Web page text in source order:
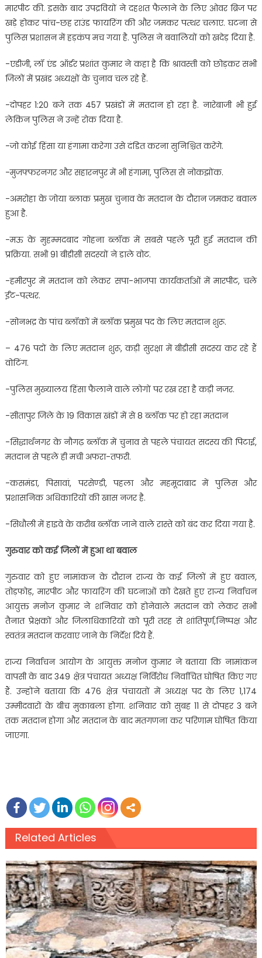
मारपीट की. इसके बाद उपद्रवियों ने दहशत फैलाने के लिए ओवर ब्रिज पर
खड़े होकर पांच-छह राउंड फायरिंग की और जमकर पत्थर चलाए. घटना से
पुलिस प्रशासन में हड़कंप मच गया है. पुलिस ने बवालियों को खदेड़ दिया है.
-एडीजी, लॉ एंड ऑर्डर प्रशांत कुमार ने कहा है कि श्रावस्ती को छोड़कर सभी
जिलों में प्रखंड अध्यक्षों के चुनाव चल रहे हैं.
-दोपहर 1:20 बजे तक 457 प्रखंडों में मतदान हो रहा है. नारेबाजी भी हुई
लेकिन पुलिस ने उन्हें रोक दिया है.
-जो कोई हिंसा या हंगामा करेगा उसे दंडित करना सुनिश्चित करेंगे.
-मुजफ्फरनगर और सहारनपुर में भी हंगामा, पुलिस से नोकझोंक.
-अमरोहा के जोया ब्लाक प्रमुख चुनाव के मतदान के दौरान जमकर बवाल
हुआ है.
-मऊ के मुहम्मदबाद गोहना ब्लॉक में सबसे पहले पूरी हुई मतदान की
प्रक्रिया. सभी 91 बीडीसी सदस्यों ने डाले वोट.
-हमीरपुर में मतदान को लेकर सपा-भाजपा कार्यकर्ताओं में मारपीट, चले
ईंट-पत्थर.
-सोनभद्र के पांच ब्लॉकों में ब्लॉक प्रमुख पद के लिए मतदान शुरू.
– 476 पदों के लिए मतदान शुरू, कड़ी सुरक्षा में बीडीसी सदस्य कर रहे हैं
वोटिंग.
-पुलिस मुख्यालय हिंसा फैलाने वाले लोगों पर रख रहा है कड़ी नजर.
-सीतापुर जिले के 19 विकास खंडों में से 8 ब्लॉक पर हो रहा मतदान
-सिद्धार्थनगर के नौगढ़ ब्लॉक में चुनाव से पहले पंचायत सदस्य की पिटाई,
मतदान से पहले ही मची अफरा-तफरी.
-कसमंडा, पिसावां, परसेण्डी, पहला और महमूदाबाद में पुलिस और
प्रशासनिक अधिकारियों की खास नजर है.
-सिधौली में हाइवे के करीब ब्लॉक जाने वाले रास्ते को बंद कर दिया गया है.
गुरुवार को कई जिलों में हुआ था बवाल
गुरुवार को हुए नामांकन के दौरान राज्य के कई जिलों में हुए बवाल,
तोड़फोड़, मारपीट और फायरिंग की घटनाओं को देखते हुए राज्य निर्वाचन
आयुक्त मनोज कुमार ने शनिवार को होनेवाले मतदान को लेकर सभी
तैनात प्रेक्षकों और जिलाधिकारियों को पूरी तरह से शांतिपूर्ण,निष्पक्ष और
स्वतंत्र मतदान करवाए जाने के निर्देश दिये हैं.
राज्य निर्वाचन आयोग के आयुक्त मनोज कुमार ने बताया कि नामांकन
वापसी के बाद 349 क्षेत्र पंचायत अध्यक्ष निर्विरोध निर्वाचित घोषित किए गए
हैं. उन्होंने बताया कि 476 क्षेत्र पंचायतों में अध्यक्ष पद के लिए 1,174
उम्मीदवारों के बीच मुकाबला होगा. शनिवार को सुबह 11 से दोपहर 3 बजे
तक मतदान होगा और मतदान के बाद मतगणना कर परिणाम घोषित किया
जाएगा.
Related Articles